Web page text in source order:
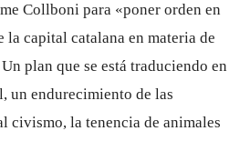
Collboni para «poner orden en
la capital catalana en materia de
plan que se está traduciendo en
un endurecimiento de las
civismo, la tenencia de animales